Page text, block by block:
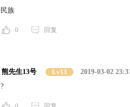
民族
0 回复
熊先生13号 Lv13
2019-03-02
?